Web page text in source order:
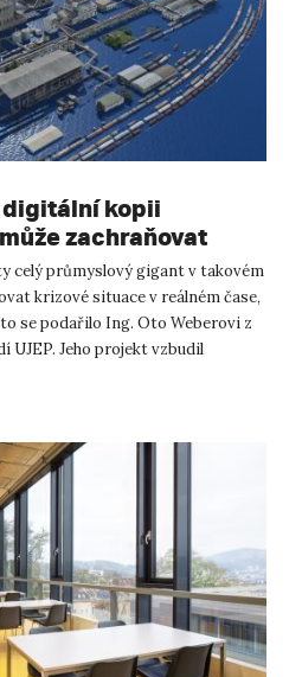
kopii
zachraňovat
celý průmyslový gigant v takovém
krizové situace v reálném čase,
se podařilo Ing. Oto Weberovi z
Jeho projekt vzbudil